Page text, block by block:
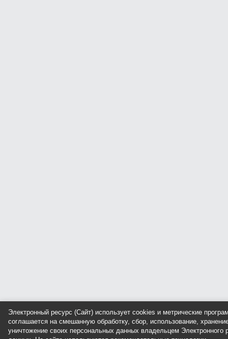
Электронный ресурс (Сайт) использует cookies и метрические
соглашается на смешанную обработку, сбор, использование,
уничтожение своих персональных данных владельцем Электронного